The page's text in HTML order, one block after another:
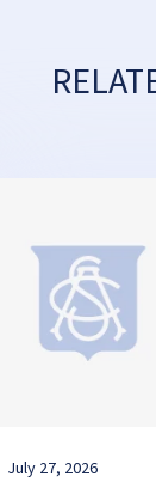
July 27, 2026